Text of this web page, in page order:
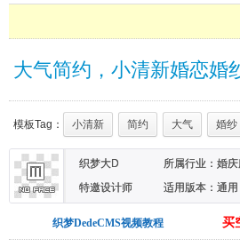
大气简约，小清新婚恋婚
模板Tag： 小清新 简约 大气 婚纱
织梦大D
特邀设计师
所属行业： 婚
适用版本：通用
织梦DedeCMS视频教程 买